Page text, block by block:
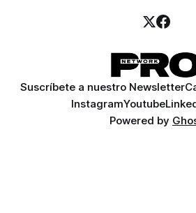
Suscríbete a nuestro Newsletter
InstagramYoutube
Powered by